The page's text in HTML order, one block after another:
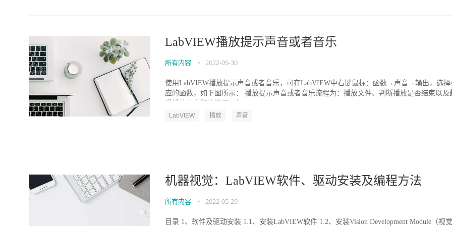
LabVIEW播放提示声音或者音乐
所有内容 • 2022-05-30
使用LabVIEW播放提示声音或者音乐，可在LabVIEW中右键鼠标：函数→声音→输出，选择
应的函数，如下图所示： 播放提示声音或者音乐流程为：播放文件、判断播放是否结束以及
LabVIEW 播放 声音
机器视觉：LabVIEW软件、驱动安装及编程方法
所有内容 • 2022-05-29
目录 1、软件及驱动安装 1.1、安装LabVIEW软件 1.2、安装Vision Development Module（视